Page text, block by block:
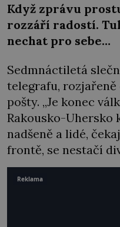
Když zprávu
rozzáří radostí.
nechat pro sebe…
Sedmnáctiletá
telegrafu,
pošty. „Je konec
Rakousko-Uhersko
nadšeně a lidé,
frontě, se nestačí
Reklama